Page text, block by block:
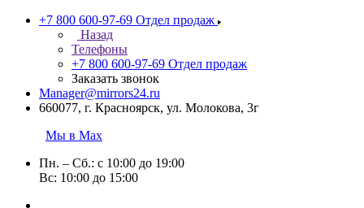
+7 800 600-97-69 Отдел продаж
Назад
Телефоны
+7 800 600-97-69 Отдел продаж
Заказать звонок
Manager@mirrors24.ru
660077, г. Красноярск, ул. Молокова, 3г
Мы в Max
Пн. – Сб.: с 10:00 до 19:00
Вс: 10:00 до 15:00